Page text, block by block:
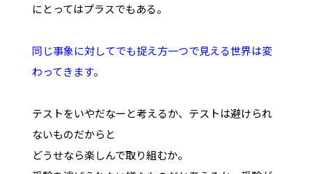
にとってはプラスでもある。
同じ事象に対してでも捉え方一つで見える世界は変
わってきます。
テストをいやだなーと考えるか、テストは避けられ
ないものだからと
どうせなら楽しんで取り組むか。